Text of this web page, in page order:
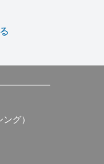
グ）